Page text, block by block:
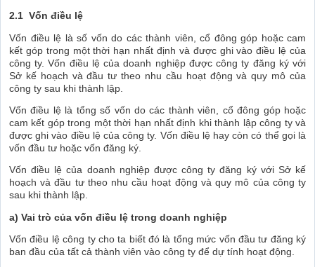
2.1 Vốn điều lệ
Vốn điều lệ là số vốn do các thành viên, cổ đông góp hoặc cam
kết góp trong một thời hạn nhất định và được ghi vào điều lệ của
công ty. Vốn điều lệ của doanh nghiệp được công ty đăng ký với
Sở kế hoạch và đầu tư theo nhu cầu hoạt động và quy mô của
công ty sau khi thành lập.
Vốn điều lệ là tổng số vốn do các thành viên, cổ đông góp hoặc
cam kết góp trong một thời hạn nhất định khi thành lập công ty và
được ghi vào điều lệ của công ty. Vốn điều lệ hay còn có thể gọi là
vốn đầu tư hoặc vốn đăng ký.
Vốn điều lệ của doanh nghiệp được công ty đăng ký với Sở kế
hoạch và đầu tư theo nhu cầu hoạt động và quy mô của công ty
sau khi thành lập.
a) Vai trò của vốn điều lệ trong doanh nghiệp
Vốn điều lệ công ty cho ta biết đó là tổng mức vốn đầu tư đăng ký
ban đầu của tất cả thành viên vào công ty để dự tính hoạt động.